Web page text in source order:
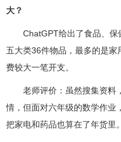
大？
ChatGPT给出了食品、
五大类36件物品，最多的是
费较大一笔开支。
老师评价：虽然搜集资料
情，但面对六年级的数学作业
把家电和药品也算在了年货里。